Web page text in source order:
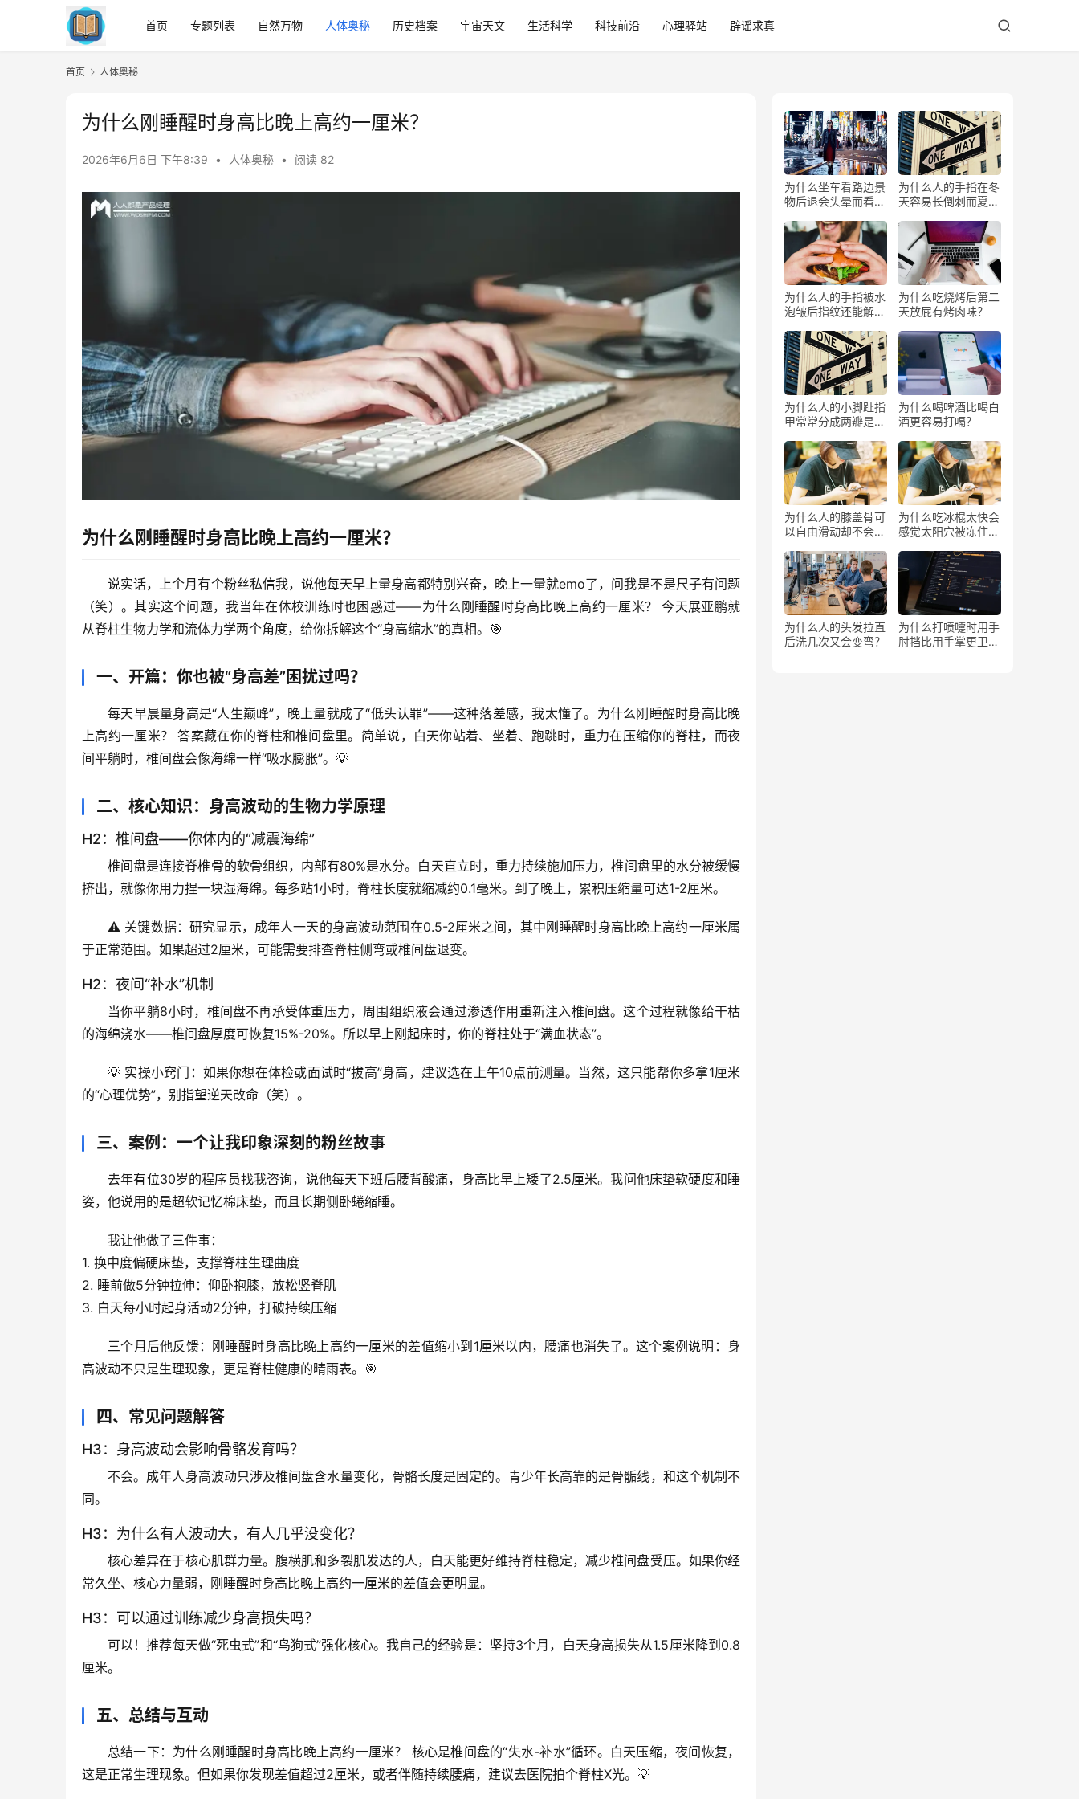
首页 专题列表 自然万物 人体奥秘 历史档案 宇宙天文 生活科学 科技前沿 心理驿站 辟谣求真
首页 人体奥秘
为什么刚睡醒时身高比晚上高约一厘米？
2026年6月6日 下午8:39 • 人体奥秘 • 阅读 82
为什么刚睡醒时身高比晚上高约一厘米？
说实话，上个月有个粉丝私信我，说他每天早上量身高都特别兴奋，晚上一量就emo了，问我是不是尺子有问题
（笑）。其实这个问题，我当年在体校训练时也困惑过——为什么刚睡醒时身高比晚上高约一厘米？
今天展亚鹏就
从脊柱生物力学和流体力学两个角度，给你拆解这个“身高缩水”的真相。🎯
一、开篇：你也被“身高差”困扰过吗？
每天早晨量身高是“人生巅峰”，晚上量就成了“低头认罪”——这种落差感，我太懂了。 为什么刚睡醒时身高比晚
上高约一厘米？
答案藏在你的脊柱和椎间盘里。简单说，白天你站着、坐着、跑跳时，重力在压缩你的脊柱，而夜
间平躺时，椎间盘会像海绵一样“吸水膨胀”。💡
二、核心知识：身高波动的生物力学原理
H2：椎间盘——你体内的“减震海绵”
椎间盘是连接脊椎骨的软骨组织，内部有80%是水分。白天直立时， 重力持续施加压力，椎间盘里的水分被缓慢
挤出，就像你用力捏一块湿海绵。每多站1小时，脊柱长度就缩减约0.1毫米。到了晚上，累积压缩量可达1-2厘米。
⚠️ 关键数据：研究显示，成年人一天的身高波动范围在0.5-2厘米之间，其中刚睡醒时身高比晚上高约一厘米属
于正常范围。如果超过2厘米，可能需要排查脊柱侧弯或椎间盘退变。
H2：夜间“补水”机制
当你平躺8小时，椎间盘不再承受体重压力，周围组织液会通过渗透作用重新注入椎间盘。这个过程就像给干枯
的海绵浇水——椎间盘厚度可恢复15%-20%。所以早上刚起床时，你的脊柱处于“满血状态”。
💡 实操小窍门 ：如果你想在体检或面试时“拔高”身高，建议选在上午10点前测量。当然，这只能帮你多拿1厘米
的“心理优势”，别指望逆天改命（笑）。
三、案例：一个让我印象深刻的粉丝故事
去年有位30岁的程序员找我咨询，说他每天下班后腰背酸痛，身高比早上矮了2.5厘米。我问他床垫软硬度和睡
姿，他说用的是超软记忆棉床垫，而且长期侧卧蜷缩睡。
我让他做了三件事：
1. 换中度偏硬床垫，支撑脊柱生理曲度
2. 睡前做5分钟拉伸 ：仰卧抱膝，放松竖脊肌
3. 白天每小时起身活动2分钟，打破持续压缩
三个月后他反馈： 刚睡醒时身高比晚上高约一厘米的差值缩小到1厘米以内，腰痛也消失了。这个案例说明：身
高波动不只是生理现象，更是脊柱健康的晴雨表。🎯
四、常见问题解答
H3：身高波动会影响骨骼发育吗？
不会。成年人身高波动只涉及椎间盘含水量变化， 骨骼长度是固定的。青少年长高靠的是骨骺线，和这个机制不
同。
H3：为什么有人波动大，有人几乎没变化？
核心差异在于核心肌群力量。腹横肌和多裂肌发达的人，白天能更好维持脊柱稳定，减少椎间盘受压。如果你经
常久坐、核心力量弱， 刚睡醒时身高比晚上高约一厘米的差值会更明显。
H3：可以通过训练减少身高损失吗？
可以！推荐每天做“死虫式”和“鸟狗式”强化核心。我自己的经验是：坚持3个月，白天身高损失从1.5厘米降到0.8
厘米。
五、总结与互动
总结一下： 为什么刚睡醒时身高比晚上高约一厘米？
核心是椎间盘的“失水-补水”循环。白天压缩，夜间恢复，
这是正常生理现象。但如果你发现差值超过2厘米，或者伴随持续腰痛，建议去医院拍个脊柱X光。💡
为什么坐车看路边景
物后退会头晕而看前
为什么人的手指在冬
天容易长倒刺而夏天
为什么人的手指被水
泡皱后指纹还能解锁
为什么吃烧烤后第二
天放屁有烤肉味？
为什么人的小脚趾指
甲常常分成两瓣是返
为什么喝啤酒比喝白
酒更容易打嗝？
为什么人的膝盖骨可
以自由滑动却不会掉
为什么吃冰棍太快会
感觉太阳穴被冻住了
为什么人的头发拉直
后洗几次又会变弯？
为什么打喷嚏时用手
肘挡比用手掌更卫